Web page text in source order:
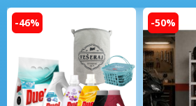
-46% -50%